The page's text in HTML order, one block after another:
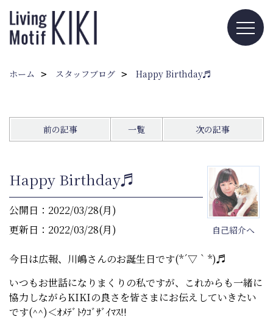
ホーム スタッフブログ Happy Birthday♬
前の記事 一覧 次の記事
自己紹介へ
Happy Birthday♬
公開日：2022/03/28(月)
更新日：2022/03/28(月)
今日は広報、川嶋さんのお誕生日です(*´▽｀*)♬
いつもお世話になりまくりの私ですが、これからも一緒に
協力しながらKIKIの良さを皆さまにお伝えしていきたい
です(^^)＜ｵﾒﾃﾞﾄｳｺﾞｻﾞｲﾏｽ!!